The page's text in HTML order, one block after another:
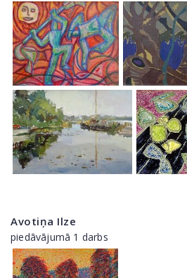
Avotiņa Ilze
piedāvājumā 1 darbs